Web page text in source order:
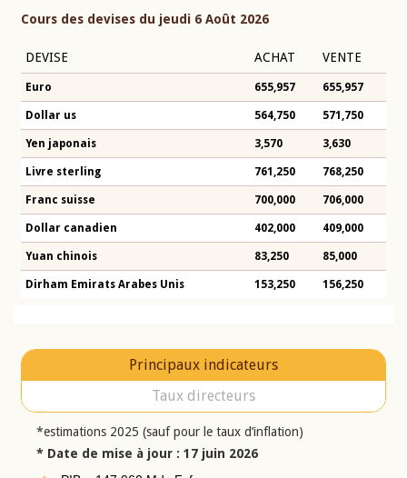
Cours des devises du jeudi 6 Août 2026
DEVISE ACHAT VENTE
Euro 655,957 655,957
Dollar us 564,750 571,750
Yen japonais 3,570 3,630
Livre sterling 761,250 768,250
Franc suisse 700,000 706,000
Dollar canadien 402,000 409,000
Yuan chinois 83,250 85,000
Dirham Emirats Arabes Unis 153,250 156,250
Principaux indicateurs
Taux directeurs
*estimations 2025 (sauf pour le taux d’inflation)
* Date de mise à jour : 17 juin 2026